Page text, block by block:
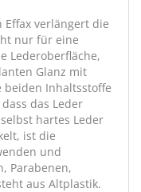
Effax verlängert die
nur für eine
Lederoberfläche,
Glanz mit
beiden Inhaltsstoffe
das Leder
hartes Leder
ist die
und
Parabenen,
aus Altplastik.